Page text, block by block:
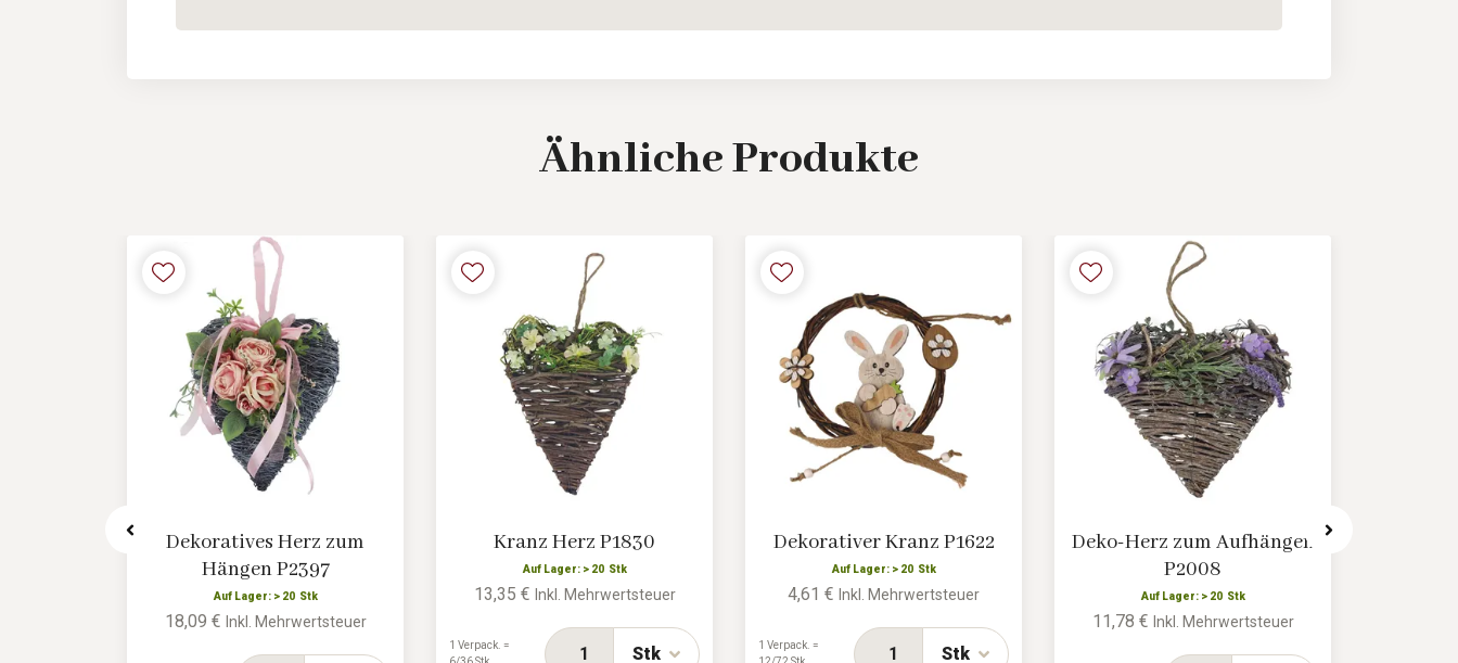
ÄhnlicheProdukte
Dekoratives Herz zum
Hängen P2397
Auf Lager: > 20 Stk
18,09 € Inkl. Mehrwertsteuer
Kranz Herz P1830
Auf Lager: > 20 Stk
13,35 € Inkl. Mehrwertsteuer
Stk
1 Verpack. =
Dekorativer Kranz P1622
Auf Lager: > 20 Stk
4,61 € Inkl. Mehrwertsteuer
Stk
1 Verpack. =
Deko-Herz zum Aufhängen
P2008
Auf Lager: > 20 Stk
11,78 € Inkl. Mehrwertsteuer